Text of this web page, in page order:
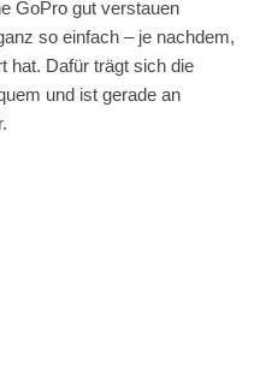
GoPro gut verstauen
so einfach – je nachdem,
hat. Dafür trägt sich die
und ist gerade an